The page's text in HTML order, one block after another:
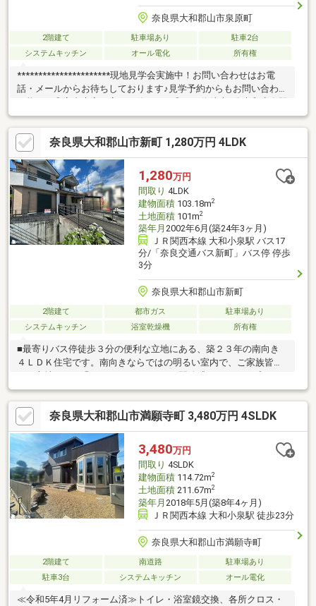
奈良県大和郡山市泉原町
2階建て 駐車場あり
駐車2台
システムキッチン
オール電化 所有権
**********************現地見学会実施中！お問い合わせはお電
話・メールからお待ちしております♪見学予約からもお問い合わせ
可能です◎室内大変丁寧にお使いです◎バス停徒歩5分大和小泉駅
へバス利用が便利◎2階洋室は三面採光の為、明るく開放的♪屋根
裏収納・ロフト有！北西角地、道路との高低差がなく、広々とし
た前面道路のためお車の出し入れもスムーズですね♪カーポート1
台付き、雨の日のお出かけも安心ですね◎※2020年頃電気温水器
交換※一部第一種低層・建ぺい50％・容積80％※一部第一種住居・
建ぺい60％・容積200％
奈良県大和郡山市新町 1,280万円 4LDK
1,280万円
間取り 4LDK
建物面積103.18m2
土地面積101m2
築年月 2002年6月(築24年3ヶ月)
ＪＲ関西本線 大和小泉駅 バス17
分/「奈良交通バス新町」バス停 停歩
3分
奈良県大和郡山市新町
2階建て 都市ガス
駐車場あり
システムキッチン
浴室乾燥機 所有権
■最寄りバス停徒歩３分の便利な立地にある、築２３年の南向き
４ＬＤＫ住宅です。南向きならではの明るい室内で、ご家族皆さ
ッチンにはシステムキッチンを採用し、グリルも備えているた
め、毎日の料理も快適。浴室には暖房乾燥機を設置しており、雨
の日のお洗濯や寒い時期の入浴にも便利です。洗面はシャワー付
き洗面台で、朝の身支度もスムーズに行えます。■各居室にはク
ローゼットがあり、収納スペースも確保。カーポート付きの駐車
スペースは１台分あり、大切なお車を雨や日差しから守れます。
■暮らしやすい設備と便利な立地を兼ね備えた住まいです♪
奈良県大和郡山市満願寺町 3,480万円 4SLDK
3,480万円
間取り 4SLDK
建物面積114.72m2
土地面積211.67m2
築年月 2018年5月(築8年4ヶ月)
ＪＲ関西本線 大和小泉駅 徒歩23分
奈良県大和郡山市満願寺町
2階建て 南道路
駐車場あり
駐車3台
システムキッチン オール電化
≪令和5年4月リフォーム済≫トイレ・浴室鏡交換、各所クロス・